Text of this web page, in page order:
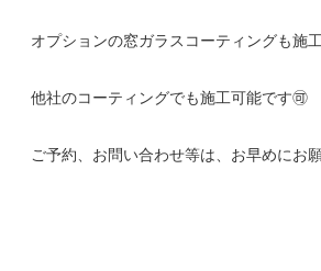
オプションの窓ガラスコーティングも施工
他社のコーティングでも施工可能です🉑
ご予約、お問い合わせ等は、お早めにお